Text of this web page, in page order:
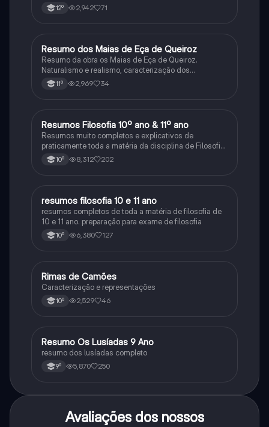
12º 2,942 71
Português
Resumo dos Maias de Eça de Queiroz
Resumo da obra os Maias de Eça de Queiroz.
Naturalismo e realismo, caracterização dos
personagens e contexto histórico.
11º 2,969 34
Filosofia
Resumos Filosofia 10º ano & 11º ano
Resumos muito completos e explicativos de
praticamente toda a matéria da disciplina de Filosofia
10º 8,312 202
Filosofia
resumos filosofia 10 e 11 ano
resumos completos de toda a matéria de filosofia de
10 e 11 ano. preparação para exame de filosofia
10º 6,380 127
Português
Rimas de Camões
Caracterização e representações
10º 2,529 46
Português
Resumo Os Lusíadas 9 Ano
resumo dos lusíadas completo
9º 5,870 250
Avaliações dos nossos